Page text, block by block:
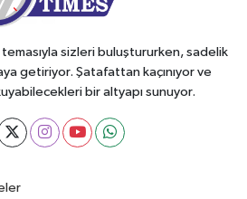
sizleri buluştururken, sadelik
getiriyor. Şatafattan kaçınıyor ve
bir altyapı sunuyor.